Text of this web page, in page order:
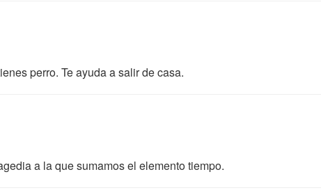
perro. Te ayuda a salir de casa.
a la que sumamos el elemento tiempo.